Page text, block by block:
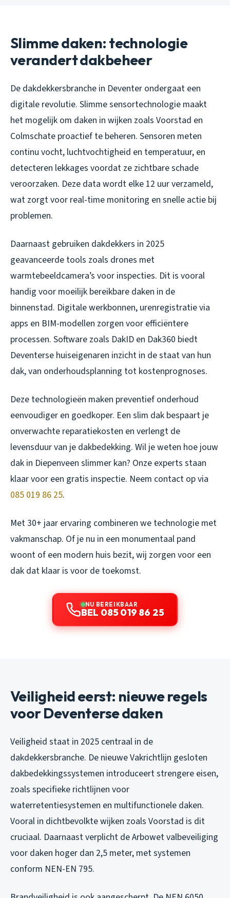
Slimme daken: technologie
verandert dakbeheer
De dakdekkersbranche in Deventer ondergaat een
digitale revolutie. Slimme sensortechnologie maakt
het mogelijk om daken in wijken zoals Voorstad en
Colmschate proactief te beheren. Sensoren meten
continu vocht, luchtvochtigheid en temperatuur, en
detecteren lekkages voordat ze zichtbare schade
veroorzaken. Deze data wordt elke 12 uur verzameld,
wat zorgt voor real-time monitoring en snelle actie bij
problemen.
Daarnaast gebruiken dakdekkers in 2025
geavanceerde tools zoals drones met
warmtebeeldcamera’s voor inspecties. Dit is vooral
handig voor moeilijk bereikbare daken in de
binnenstad. Digitale werkbonnen, urenregistratie via
apps en BIM-modellen zorgen voor efficiëntere
processen. Software zoals DakID en Dak360 biedt
Deventerse huiseigenaren inzicht in de staat van hun
dak, van onderhoudsplanning tot kostenprognoses.
Deze technologieën maken preventief onderhoud
eenvoudiger en goedkoper. Een slim dak bespaart je
onverwachte reparatiekosten en verlengt de
levensduur van je dakbedekking. Wil je weten hoe jouw
dak in Diepenveen slimmer kan? Onze experts staan
klaar voor een gratis inspectie. Neem contact op via
085 019 86 25.
Met 30+ jaar ervaring combineren we technologie met
vakmanschap. Of je nu in een monumentaal pand
woont of een modern huis bezit, wij zorgen voor een
dak dat klaar is voor de toekomst.
NU BEREIKBAAR
BEL 085 019 86 25
Veiligheid eerst: nieuwe regels
voor Deventerse daken
Veiligheid staat in 2025 centraal in de
dakdekkersbranche. De nieuwe Vakrichtlijn gesloten
dakbedekkingssystemen introduceert strengere eisen,
zoals specifieke richtlijnen voor
waterretentiesystemen en multifunctionele daken.
Vooral in dichtbevolkte wijken zoals Voorstad is dit
cruciaal. Daarnaast verplicht de Arbowet valbeveiliging
voor daken hoger dan 2,5 meter, met systemen
conform NEN-EN 795.